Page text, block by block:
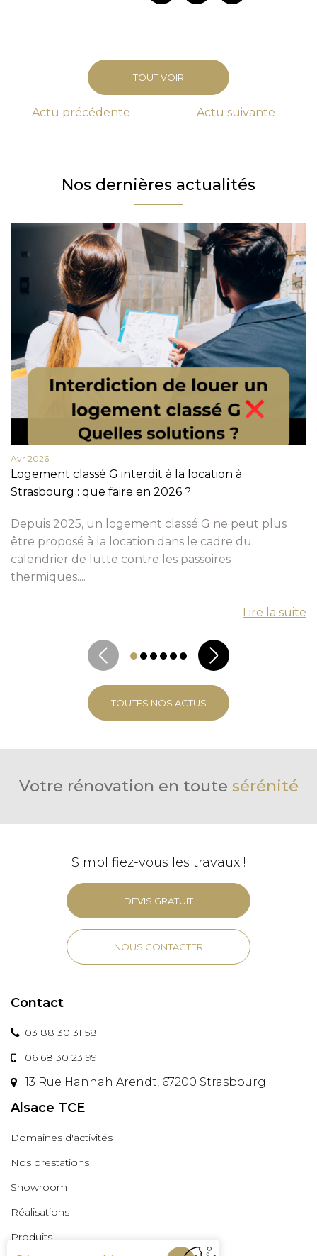
TOUT VOIR
Actu précédente Actu suivante
Nos dernières actualités
Avr 2026
Logement classé G interdit à la location à
Strasbourg : que faire en 2026 ?
Depuis 2025, un logement classé G ne peut plus
être proposé à la location dans le cadre du
calendrier de lutte contre les passoires
thermiques....
Lire la suite
TOUTES NOS ACTUS
Votre rénovation en toute sérénité
Simplifiez-vous les travaux !
DEVIS GRATUIT
NOUS CONTACTER
Contact
03 88 30 31 58
06 68 30 23 99
13 Rue Hannah Arendt, 67200 Strasbourg
Alsace TCE
Domaines d'activités
Nos prestations
Showroom
Réalisations
Produits